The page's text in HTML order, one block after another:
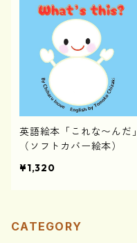
英語絵本「これな〜んだ」
（ソフトカバー絵本）
¥1,320
CATEGORY